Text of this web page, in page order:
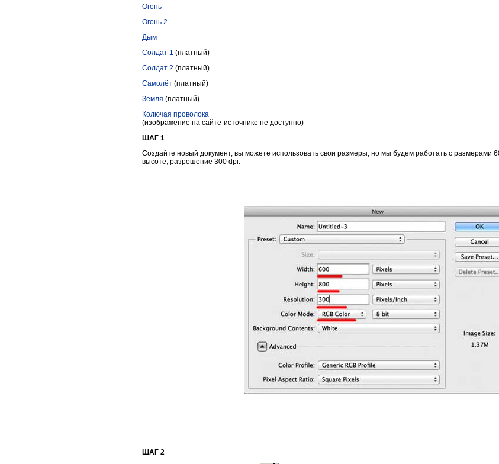
Огонь
Огонь 2
Дым
Солдат 1 (платный)
Солдат 2 (платный)
Самолёт (платный)
Земля (платный)
Колючая проволока
(изображение на сайте-источнике не доступно)
ШАГ 1
Создайте новый документ, вы можете использовать свои размеры, но мы будем работать с размерами
высоте, разрешение 300 dpi.
ШАГ 2